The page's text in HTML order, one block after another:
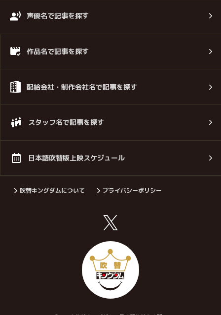
声優名で記事を探す
作品名で記事を探す
配給会社・制作会社名で記事を探す
スタッフ名で記事を探す
日本語吹替版上映スケジュール
吹替キングダムについて プライバシーポリシー